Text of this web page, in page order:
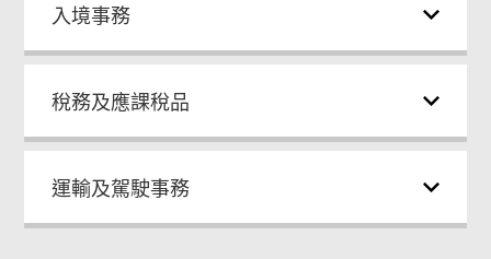
入境事務
稅務及應課稅品
運輸及駕駛事務